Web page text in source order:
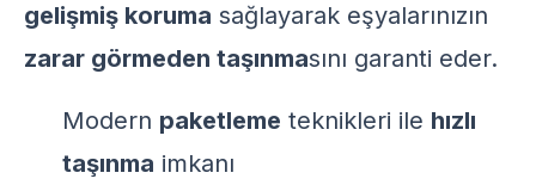
gelişmiş koruma sağlayarak eşyalarınızın
zarar görmeden taşınmasını garanti eder.
Modern paketleme teknikleri ile hızlı
taşınma imkanı